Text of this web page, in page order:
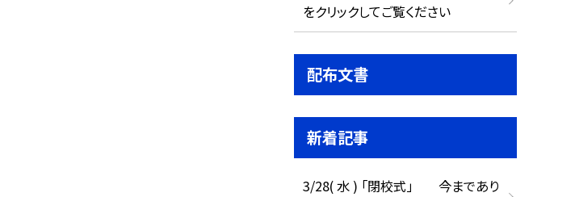
をクリックしてご覧ください
配布文書
新着記事
3/28( 水 ) 「閉校式」 今まであり